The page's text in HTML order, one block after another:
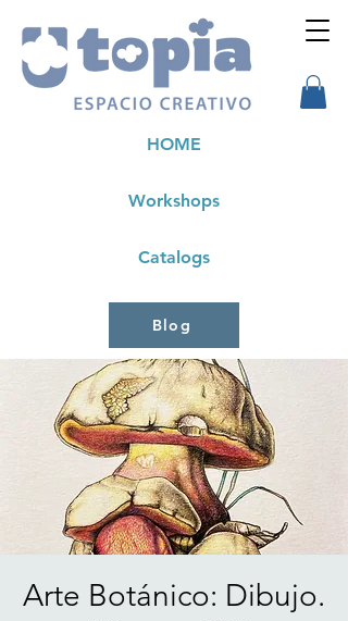
Workshops
HOME
Catalogs
Blog
Arte Botánico: Dibujo.